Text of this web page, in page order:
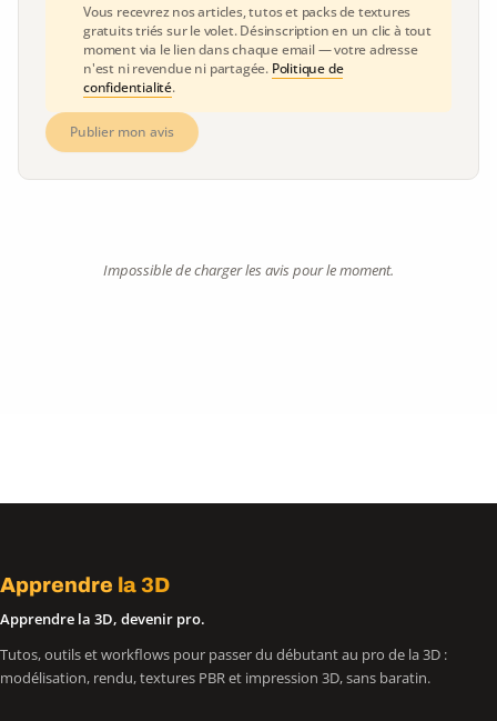
Vous recevrez nos articles, tutos et packs de textures
gratuits triés sur le volet. Désinscription en un clic à tout
moment via le lien dans chaque email — votre adresse
n'est ni revendue ni partagée. Politique de
confidentialité.
Publier mon avis
Impossible de charger les avis pour le moment.
Apprendre la 3D
Apprendre la 3D, devenir pro.
Tutos, outils et workflows pour passer du débutant au pro de la 3D :
modélisation, rendu, textures PBR et impression 3D, sans baratin.